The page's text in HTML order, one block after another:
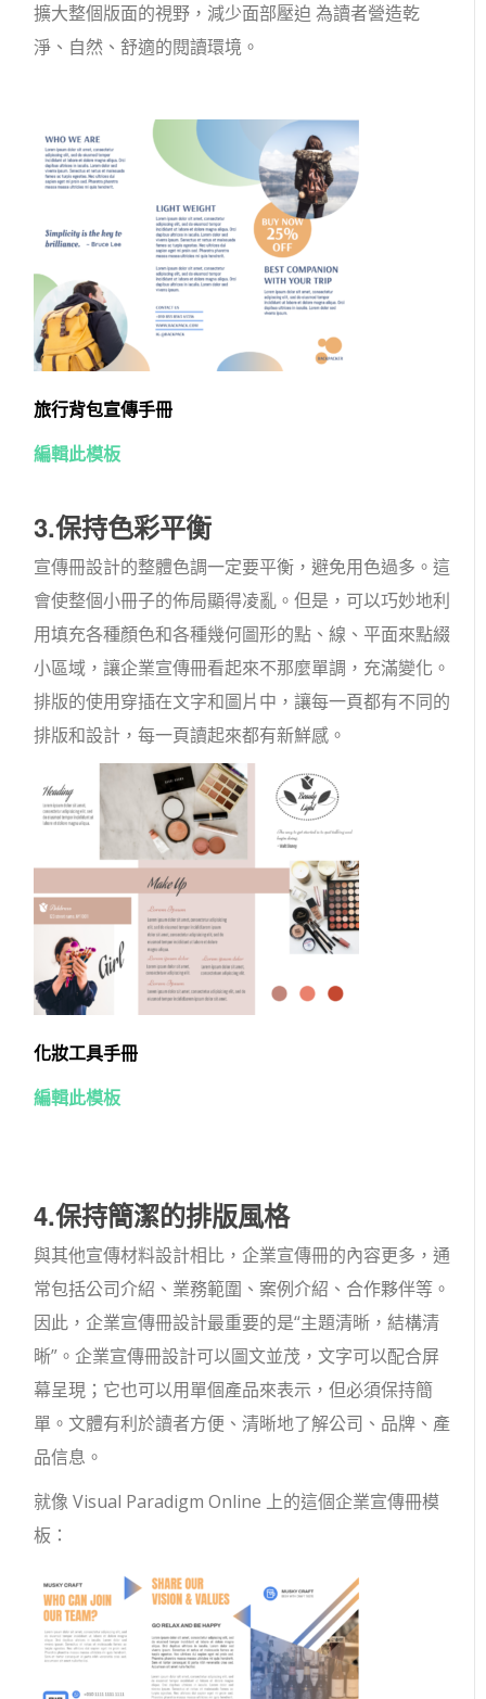
擴大整個版面的視野，減少面部壓迫 為讀者營造乾
淨、自然、舒適的閱讀環境。
旅行背包宣傳手冊
編輯此模板
3.保持色彩平衡
宣傳冊設計的整體色調一定要平衡，避免用色過多。這
會使整個小冊子的佈局顯得凌亂。但是，可以巧妙地利
用填充各種顏色和各種幾何圖形的點、線、平面來點綴
小區域，讓企業宣傳冊看起來不那麼單調，充滿變化。
排版的使用穿插在文字和圖片中，讓每一頁都有不同的
排版和設計，每一頁讀起來都有新鮮感。
化妝工具手冊
編輯此模板
4.保持簡潔的排版風格
與其他宣傳材料設計相比，企業宣傳冊的內容更多，通
常包括公司介紹、業務範圍、案例介紹、合作夥伴等。
因此，企業宣傳冊設計最重要的是“主題清晰，結構清
晰”。企業宣傳冊設計可以圖文並茂，文字可以配合屏
幕呈現；它也可以用單個產品來表示，但必須保持簡
單。文體有利於讀者方便、清晰地了解公司、品牌、產
品信息。
就像 Visual Paradigm Online 上的這個企業宣傳冊模
板：